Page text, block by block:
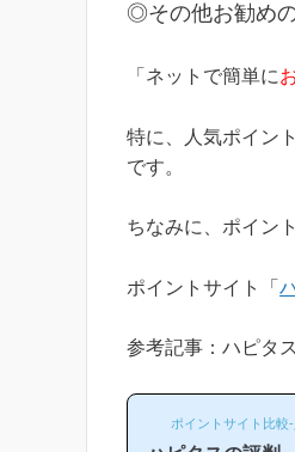
なものです。(*ち
◎その他お勧め
「ネットで簡単に
特に、人気ポイン
です。
ちなみに、ポイン
ポイントサイト「
参考記事：ハピタ
ポイントサイト比較